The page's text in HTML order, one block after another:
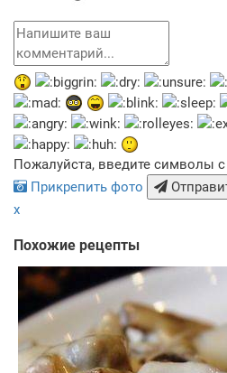
Пожалуйста, введите символы с
Прикрепить фото
x
Похожие рецепты